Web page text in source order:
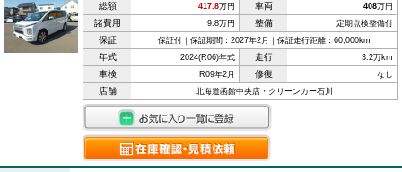
総額 417.8万円 車両 408万円
諸費用 9.8万円 整備 定期点検整備付
保証 保証付｜保証期間：2027年2月｜保証走行距離：60,000km
年式 2024(R06)年式 走行 3.2万km
車検 R09年2月 修復 なし
店舗 北海道函館中央店・クリーンカー石川